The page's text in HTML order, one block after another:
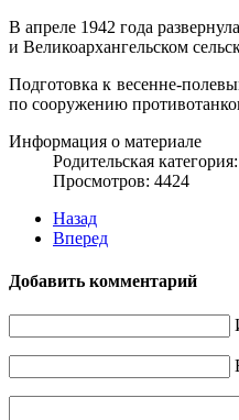
В апреле 1942 года
и Великоархангельском
Подготовка к весенне-
по сооружению
Информация о материале
Родительская категория:
Просмотров: 4424
Назад
Вперед
Добавить комментарий